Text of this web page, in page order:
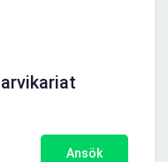
Ansök